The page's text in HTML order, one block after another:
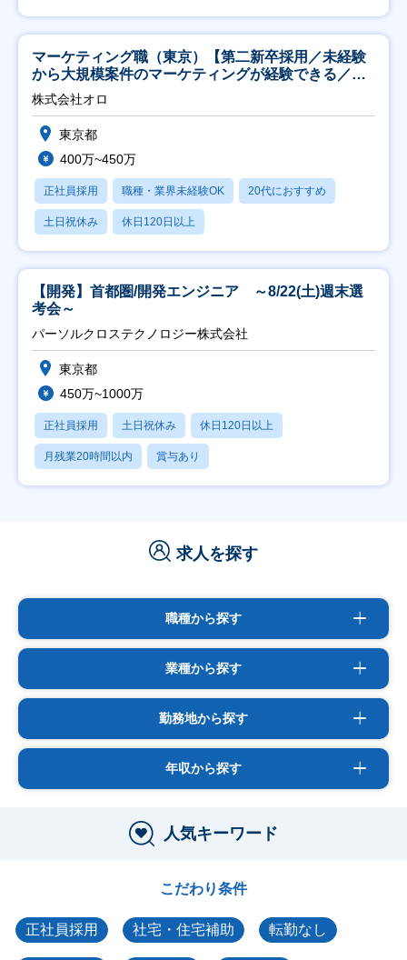
マーケティング職（東京）【第二新卒採用／未経験
から大規模案件のマーケティングが経験できる／研
修充実】
株式会社オロ
東京都
400万~450万
正社員採用 職種・業界未経験OK 20代におすすめ
土日祝休み 休日120日以上
【開発】首都圏/開発エンジニア ～8/22(土)週末選
考会～
パーソルクロステクノロジー株式会社
東京都
450万~1000万
正社員採用 土日祝休み 休日120日以上
月残業20時間以内 賞与あり
求人を探す
職種から探す
業種から探す
勤務地から探す
年収から探す
人気キーワード
こだわり条件
正社員採用 社宅・住宅補助 転勤なし